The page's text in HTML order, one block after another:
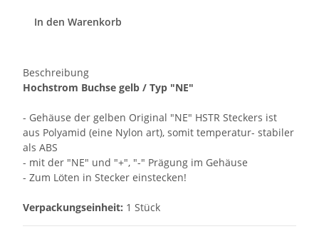
In den Warenkorb
Beschreibung
Hochstrom Buchse gelb / Typ "NE"
- Gehäuse der gelben Original "NE" HSTR Steckers ist
aus Polyamid (eine Nylon art), somit temperatur- stabiler
als ABS
- mit der "NE" und "+", "-" Prägung im Gehäuse
- Zum Löten in Stecker einstecken!
Verpackungseinheit: 1 Stück